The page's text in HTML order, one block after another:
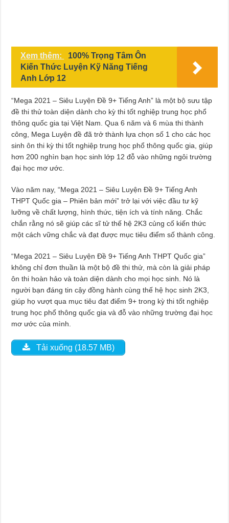
Xem thêm:
100% Trọng Tâm Ôn
Kiến Thức Luyện Kỹ Năng Tiếng
Anh Lớp 12
“Mega 2021 – Siêu Luyện Đề 9+ Tiếng Anh” là một bộ sưu tập
đề thi thử toàn diện dành cho kỳ thi tốt nghiệp trung học phổ
thông quốc gia tại Việt Nam. Qua 6 năm và 6 mùa thi thành
công, Mega Luyện đề đã trở thành lựa chọn số 1 cho các học
sinh ôn thi kỳ thi tốt nghiệp trung học phổ thông quốc gia, giúp
hơn 200 nghìn bạn học sinh lớp 12 đỗ vào những ngôi trường
đại học mơ ước.
Vào năm nay, “Mega 2021 – Siêu Luyện Đề 9+ Tiếng Anh
THPT Quốc gia – Phiên bản mới” trở lại với việc đầu tư kỹ
lưỡng về chất lượng, hình thức, tiện ích và tính năng. Chắc
chắn rằng nó sẽ giúp các sĩ tử thế hệ 2K3 củng cố kiến thức
một cách vững chắc và đạt được mục tiêu điểm số thành công.
“Mega 2021 – Siêu Luyện Đề 9+ Tiếng Anh THPT Quốc gia”
không chỉ đơn thuần là một bộ đề thi thử, mà còn là giải pháp
ôn thi hoàn hảo và toàn diện dành cho mọi học sinh. Nó là
người bạn đáng tin cậy đồng hành cùng thế hệ học sinh 2K3,
giúp họ vượt qua mục tiêu đạt điểm 9+ trong kỳ thi tốt nghiệp
trung học phổ thông quốc gia và đỗ vào những trường đại học
mơ ước của mình.
Tải xuống (18.57 MB)